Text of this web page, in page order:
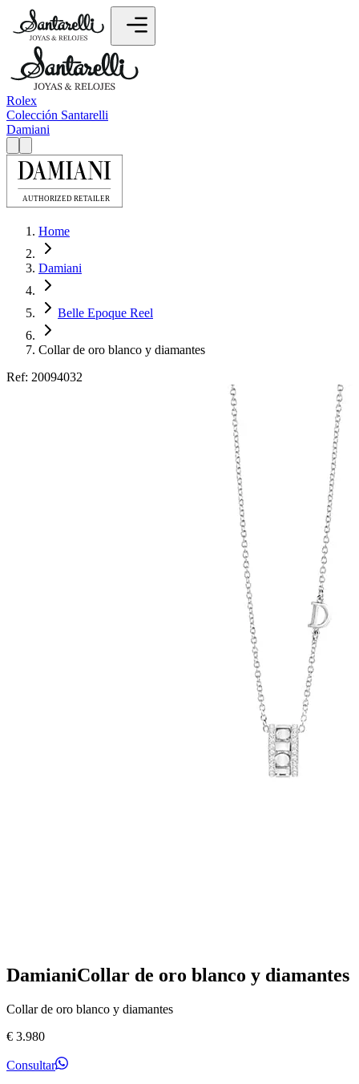
Rolex
Colección Santarelli
Damiani
Home
Damiani
Belle Epoque Reel
Collar de oro blanco y diamantes
Ref: 20094032
DamianiCollar de oro blanco y diamantes
Collar de oro blanco y diamantes
€ 3.980
Consultar